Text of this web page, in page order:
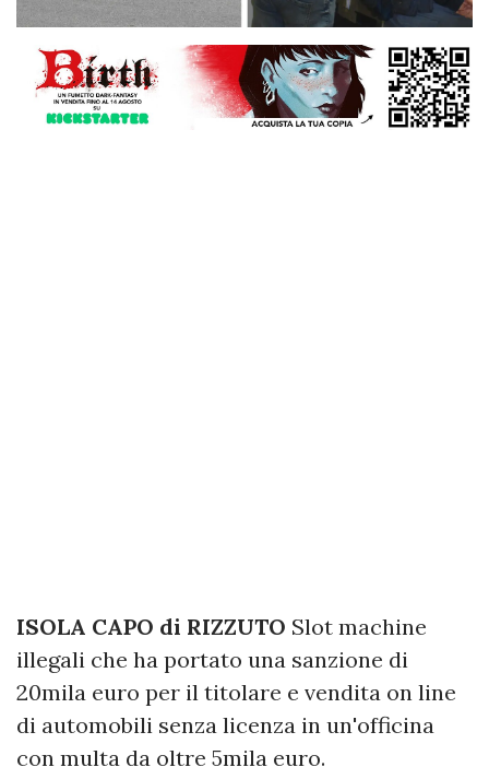
ISOLA CAPO di RIZZUTO Slot machine
illegali che ha portato una sanzione di
20mila euro per il titolare e vendita on line
di automobili senza licenza in un'officina
con multa da oltre 5mila euro.